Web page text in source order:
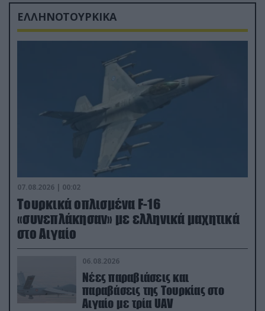
ΕΛΛΗΝΟΤΟΥΡΚΙΚΑ
07.08.2026 | 00:02
Τουρκικά οπλισμένα F-16
«συνεπλάκησαν» με ελληνικά μαχητικά
στο Αιγαίο
06.08.2026
Νέες παραβιάσεις και
παραβάσεις της Τουρκίας στο
Αιγαίο με τρία UAV